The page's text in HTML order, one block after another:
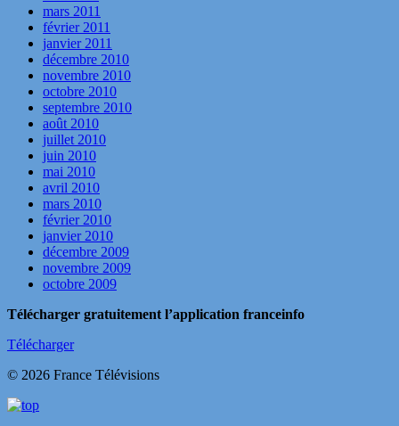
mars 2011
février 2011
janvier 2011
décembre 2010
novembre 2010
octobre 2010
septembre 2010
août 2010
juillet 2010
juin 2010
mai 2010
avril 2010
mars 2010
février 2010
janvier 2010
décembre 2009
novembre 2009
octobre 2009
Télécharger gratuitement l’application franceinfo
Télécharger
© 2026 France Télévisions